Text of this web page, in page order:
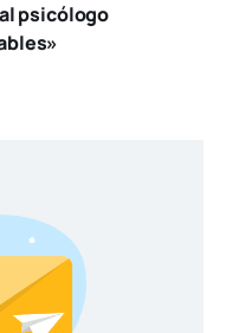
psicólogo